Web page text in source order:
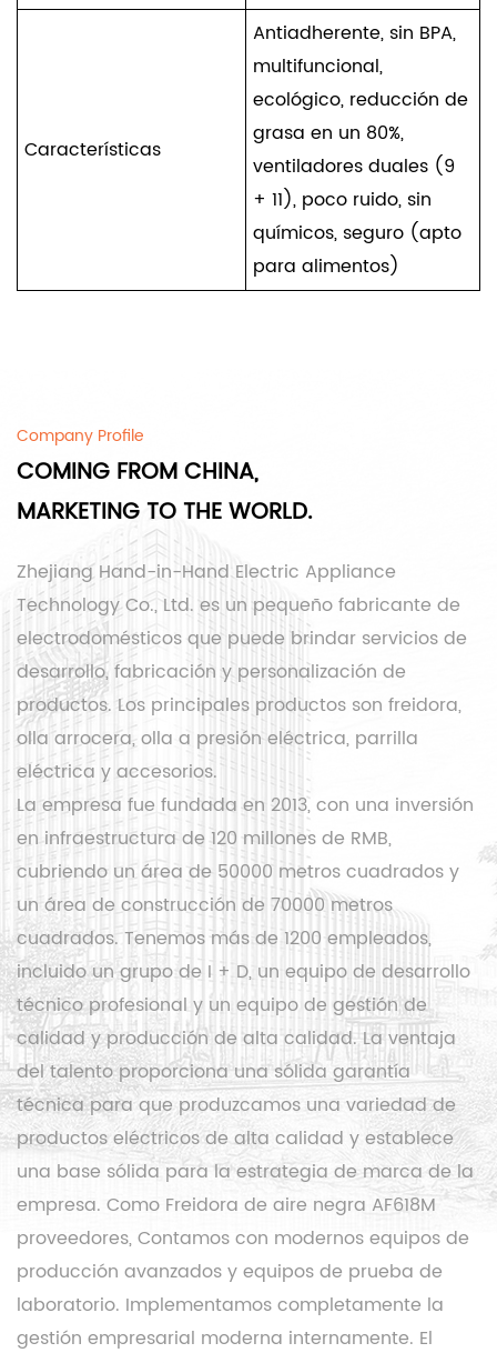
Características
Antiadherente, sin BPA,
multifuncional,
ecológico, reducción de
grasa en un 80%,
ventiladores duales (9
+ 11), poco ruido, sin
químicos, seguro (apto
para alimentos)
Company Profile
COMING FROM CHINA,
MARKETING TO THE WORLD.
Zhejiang Hand-in-Hand Electric Appliance
Technology Co., Ltd. es un pequeño fabricante de
electrodomésticos que puede brindar servicios de
desarrollo, fabricación y personalización de
productos. Los principales productos son freidora,
olla arrocera, olla a presión eléctrica, parrilla
eléctrica y accesorios.
La empresa fue fundada en 2013, con una inversión
en infraestructura de 120 millones de RMB,
cubriendo un área de 50000 metros cuadrados y
un área de construcción de 70000 metros
cuadrados. Tenemos más de 1200 empleados,
incluido un grupo de I + D, un equipo de desarrollo
técnico profesional y un equipo de gestión de
calidad y producción de alta calidad. La ventaja
del talento proporciona una sólida garantía
técnica para que produzcamos una variedad de
productos eléctricos de alta calidad y establece
una base sólida para la estrategia de marca de la
empresa. Como Freidora de aire negra AF618M
proveedores, Contamos con modernos equipos de
producción avanzados y equipos de prueba de
laboratorio. Implementamos completamente la
gestión empresarial moderna internamente. El